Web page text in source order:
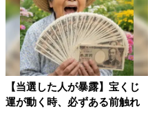
【当選した人が暴露】宝くじ
運が動く時、必ずある前触れ